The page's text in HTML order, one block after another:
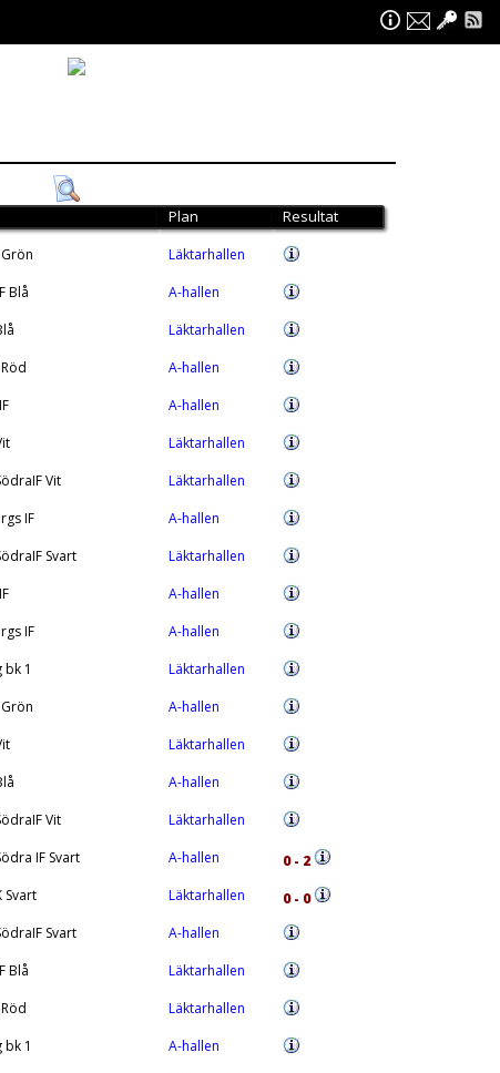
Plan Resultat
Läktarhallen
Blå
A-hallen
Läktarhallen
A-hallen
A-hallen
Läktarhallen
Vit
Läktarhallen
IF
A-hallen
Svart
Läktarhallen
A-hallen
IF
A-hallen
1
Läktarhallen
A-hallen
Läktarhallen
A-hallen
Vit
Läktarhallen
IF Svart A-hallen
0 - 2
Svart Läktarhallen
0 - 0
Svart
A-hallen
Blå
Läktarhallen
Läktarhallen
1
A-hallen